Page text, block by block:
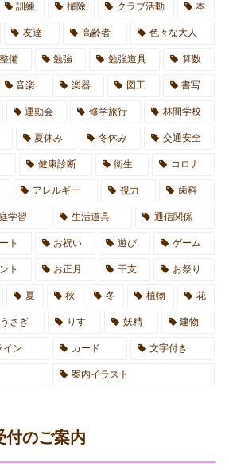
訓練 掃除 クラブ活動 本
友達 高齢者 色々な大人
備 勉強 勉強道具 算数
音楽 楽器 図工 書写
運動会 修学旅行 林間学校
夏休み 冬休み 交通安全
健康診断 衛生 コロナ
アレルギー 視力 歯科
学習 生活道具 通信関係
ト お祝い 遊び ゲーム
ト お正月 干支 お祭り
夏 秋 冬 植物 花
うさぎ りす 妖精 建物
イン カード 文字付き
案内イラスト
付のご案内